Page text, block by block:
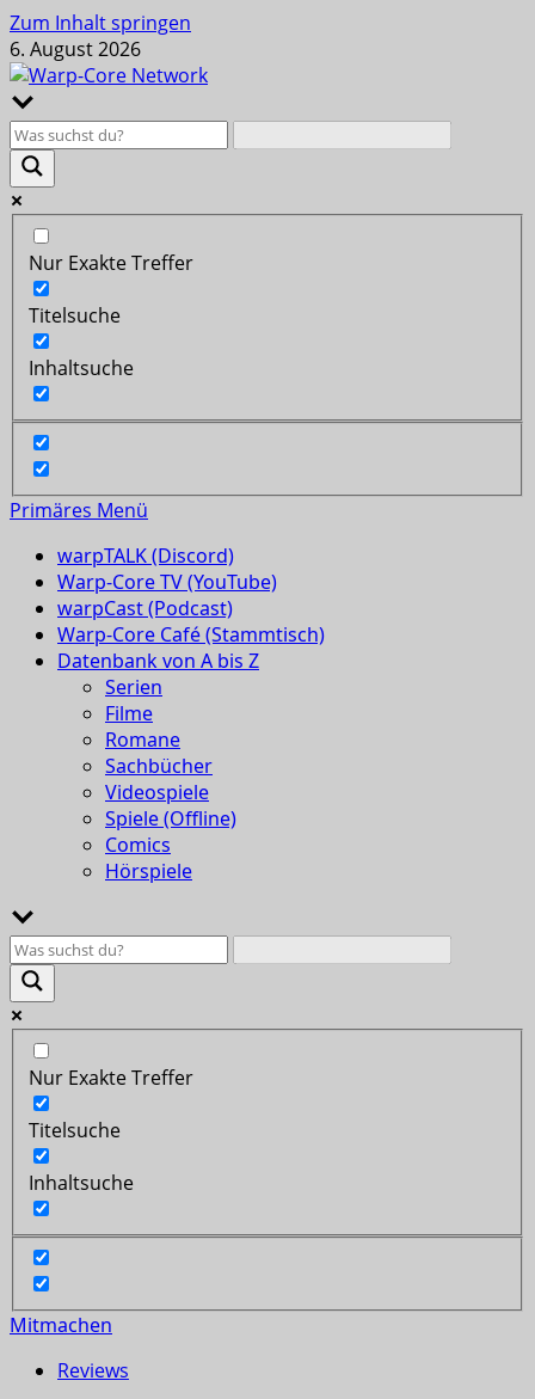
Zum Inhalt springen
6. August 2026
Nur Exakte Treffer
Titelsuche
Inhaltsuche
Primäres Menü
warpTALK (Discord)
Warp-Core TV (YouTube)
warpCast (Podcast)
Warp-Core Café (Stammtisch)
Datenbank von A bis Z
Serien
Filme
Romane
Sachbücher
Videospiele
Spiele (Offline)
Comics
Hörspiele
Nur Exakte Treffer
Titelsuche
Inhaltsuche
Mitmachen
Reviews